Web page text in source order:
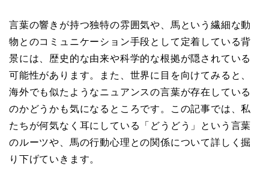
言葉の響きが持つ独特の雰囲気や、馬という繊細な動
物とのコミュニケーション手段として定着している背
景には、歴史的な由来や科学的な根拠が隠されている
可能性があります。また、世界に目を向けてみると、
海外でも似たようなニュアンスの言葉が存在している
のかどうかも気になるところです。この記事では、私
たちが何気なく耳にしている「どうどう」という言葉
のルーツや、馬の行動心理との関係について詳しく掘
り下げていきます。